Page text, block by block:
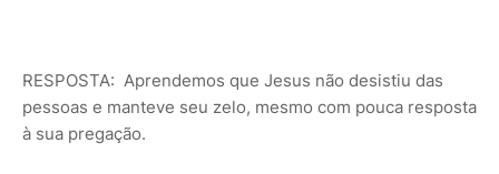
RESPOSTA: Aprendemos que Jesus não desistiu das
pessoas e manteve seu zelo, mesmo com pouca resposta
à sua pregação.